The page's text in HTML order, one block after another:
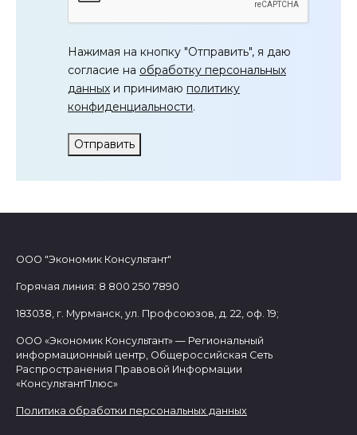
Нажимая на кнопку "Отправить", я даю
согласие на обработку персональных
данных и принимаю политику
конфиденциальности.
Отправить
ООО "Экономик Консультант"
Горячая линия: 8 800 250 7890
183038, г. Мурманск, ул. Профсоюзов, д. 22, оф. 19;
ООО «Экономик Консультант» — Региональный
информационный центр, Общероссийская Сеть
Распространения Правовой Информации
«КонсультантПлюс»
Политика обработки персональных данных